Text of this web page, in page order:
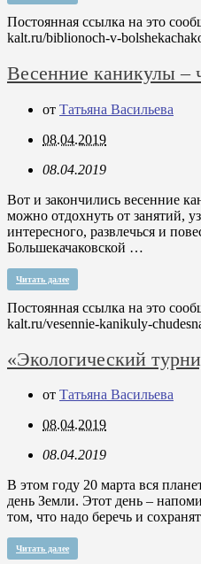
Постоянная ссылка на это
kalt.ru/biblionoch-v-
Весенние каникулы –
от Татьяна Васильева
08.04.2019
08.04.2019
Вот и закончились весенние
можно отдохнуть от занятий,
интересного, развлечься и
Большекачаковской …
Читать далее
Постоянная ссылка на это
kalt.ru/vesennie-kanikuly-
«Экологический
от Татьяна Васильева
08.04.2019
08.04.2019
В этом году 20 марта вся
день Земли. Этот день –
том, что надо беречь и
Читать далее